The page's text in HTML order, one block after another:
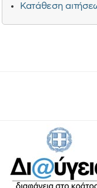
Κατάθεση